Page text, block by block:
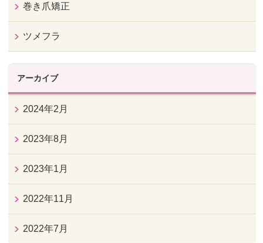
巻き爪矯正
ツメフラ
アーカイブ
2024年2月
2023年8月
2023年1月
2022年11月
2022年7月